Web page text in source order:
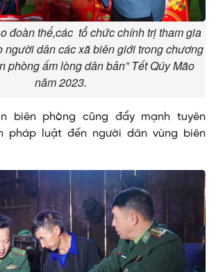
đoàn thể,các tổ chức chính trị tham gia
người dân các xã biên giới trong chương
phòng ấm lòng dân bản” Tết Qúy Mão
năm 2023.
biên phòng cũng đẩy mạnh tuyên
pháp luật đến người dân vùng biên